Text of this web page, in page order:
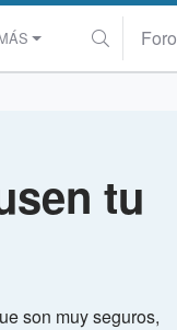
Foro
tu
son muy seguros,